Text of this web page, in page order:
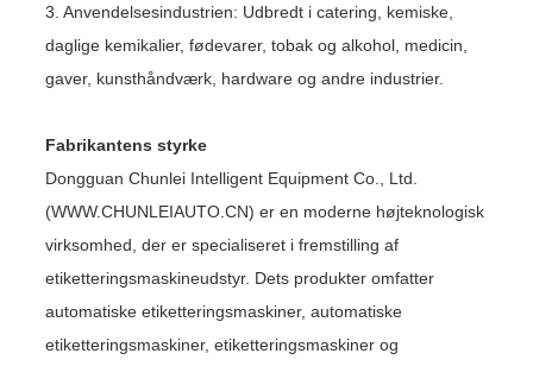
3. Anvendelsesindustrien: Udbredt i catering, kemiske,
daglige kemikalier, fødevarer, tobak og alkohol, medicin,
gaver, kunsthåndværk, hardware og andre industrier.
Fabrikantens styrke
Dongguan Chunlei Intelligent Equipment Co., Ltd.
(WWW.CHUNLEIAUTO.CN) er en moderne højteknologisk
virksomhed, der er specialiseret i fremstilling af
etiketteringsmaskineudstyr. Dets produkter omfatter
automatiske etiketteringsmaskiner, automatiske
etiketteringsmaskiner, etiketteringsmaskiner og